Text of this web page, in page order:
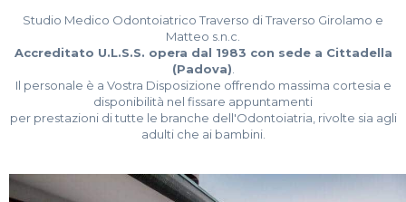
Studio Medico Odontoiatrico Traverso di Traverso Girolamo e
Matteo s.n.c.
Accreditato U.L.S.S. opera dal 1983 con sede a Cittadella
(Padova)
Il personale è a Vostra Disposizione offrendo massima cortesia e
disponibilità nel fissare appuntamenti
per prestazioni di tutte le branche dell'Odontoiatria, rivolte sia agli
adulti che ai bambini.